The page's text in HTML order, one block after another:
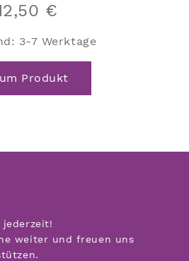
€
3-7 Werktage
Produkt
jederzeit!
weiter und freuen uns